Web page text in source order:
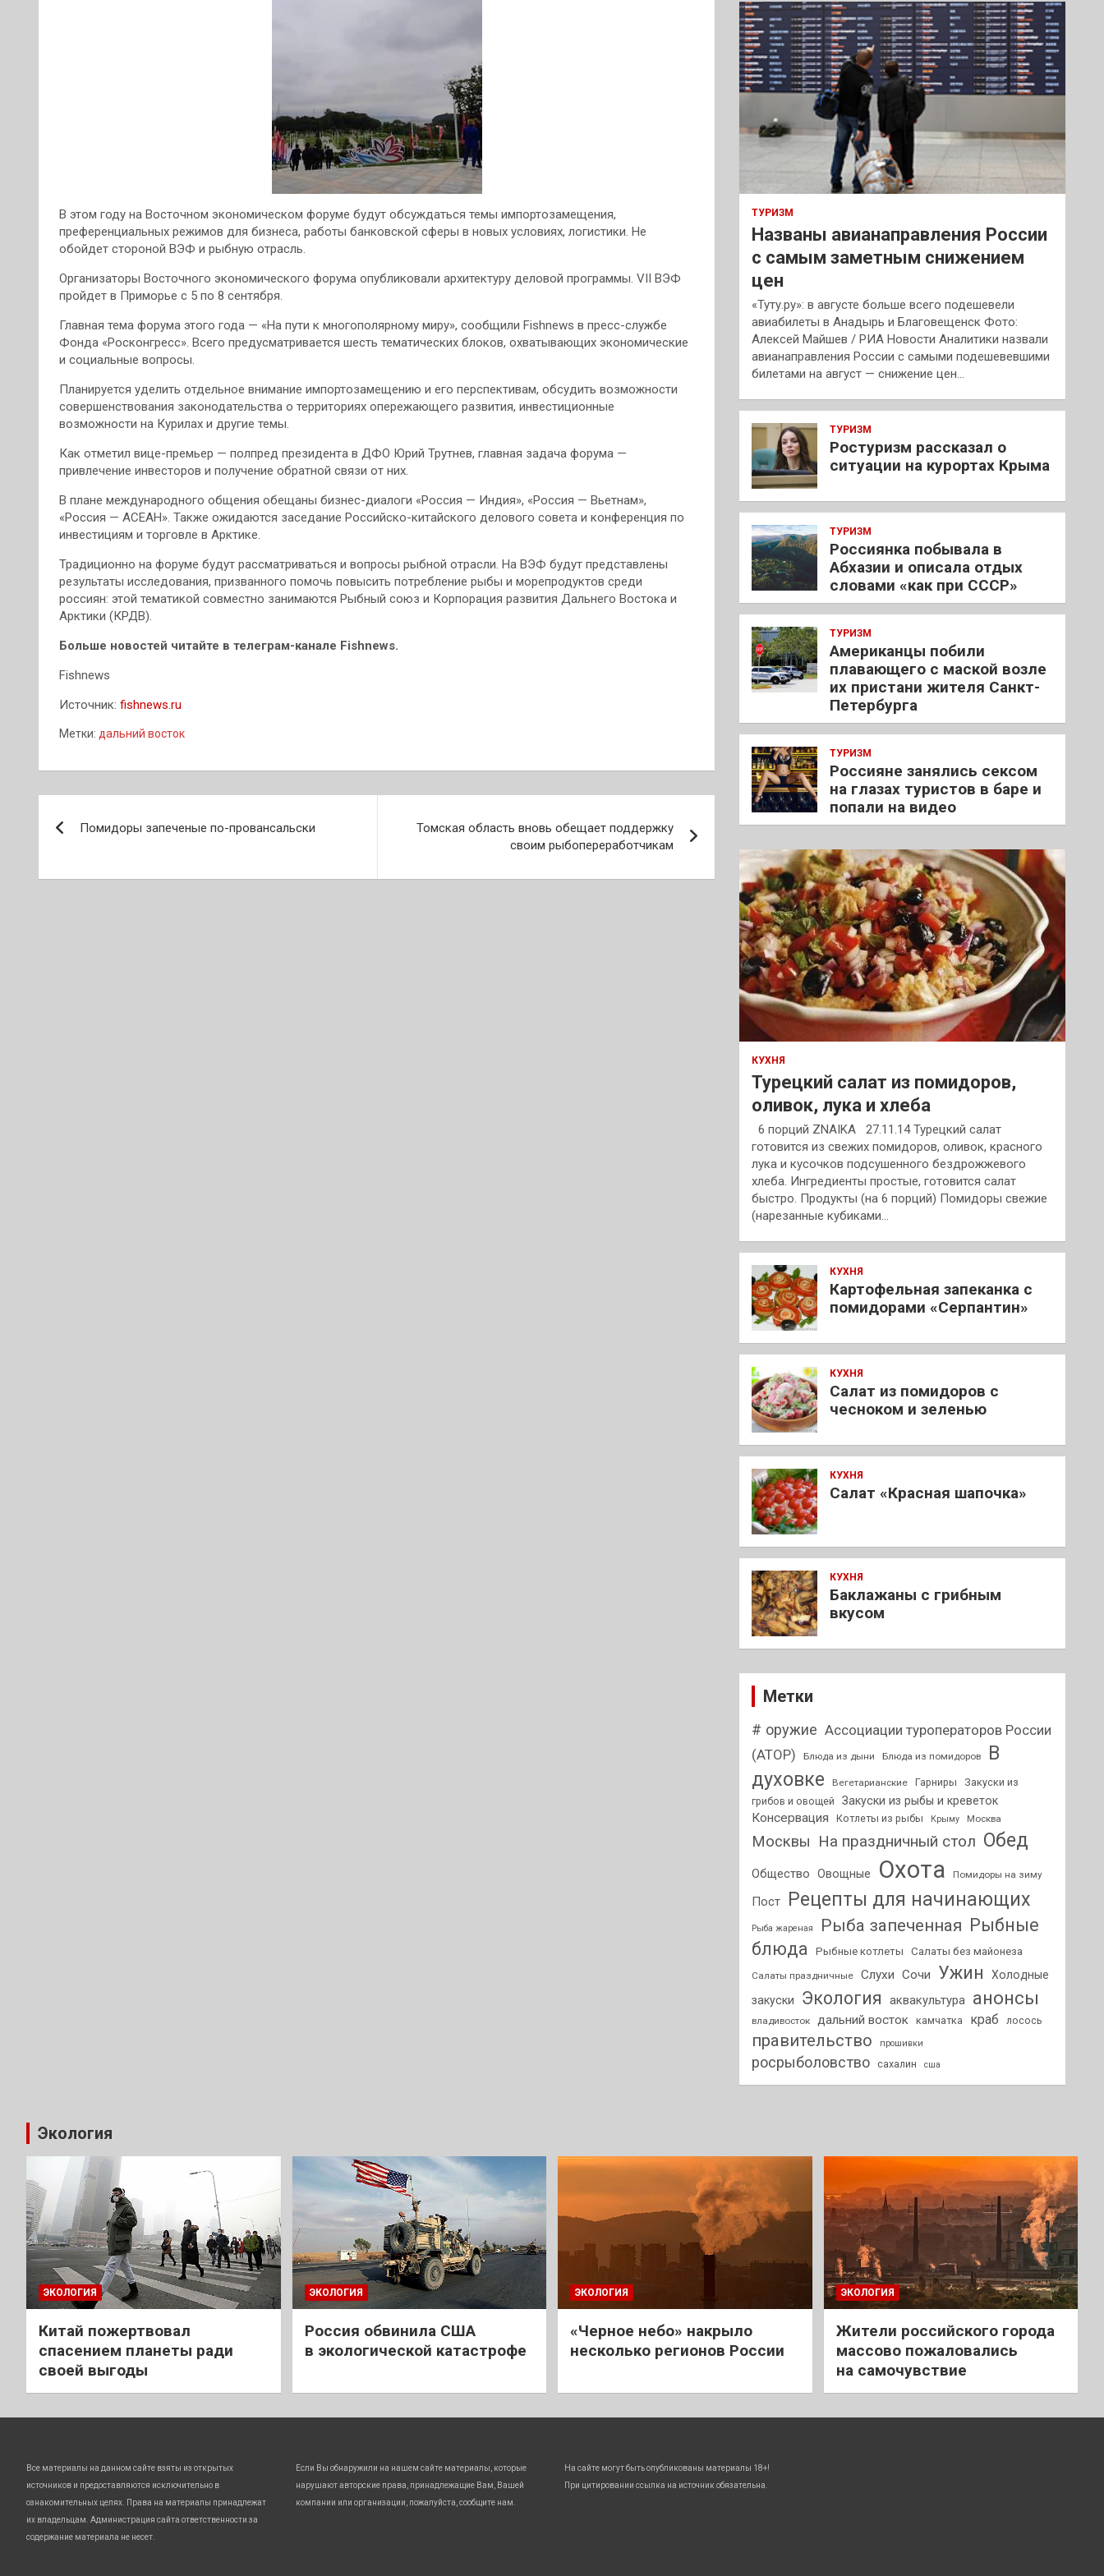
В этом году на Восточном экономическом форуме будут обсуждаться темы импортозамещения,
преференциальных режимов для бизнеса, работы банковской сферы в новых условиях, логистики. Не
обойдет стороной ВЭФ и рыбную отрасль.
Организаторы Восточного экономического форума опубликовали архитектуру деловой программы. VII ВЭФ
пройдет в Приморье с 5 по 8 сентября.
Главная тема форума этого года — «На пути к многополярному миру», сообщили Fishnews в пресс-службе
Фонда «Росконгресс». Всего предусматривается шесть тематических блоков, охватывающих экономические
и социальные вопросы.
Планируется уделить отдельное внимание импортозамещению и его перспективам, обсудить возможности
совершенствования законодательства о территориях опережающего развития, инвестиционные
возможности на Курилах и другие темы.
Как отметил вице-премьер — полпред президента в ДФО Юрий Трутнев, главная задача форума —
привлечение инвесторов и получение обратной связи от них.
В плане международного общения обещаны бизнес-диалоги «Россия — Индия», «Россия — Вьетнам»,
«Россия — АСЕАН». Также ожидаются заседание Российско-китайского делового совета и конференция по
инвестициям и торговле в Арктике.
Традиционно на форуме будут рассматриваться и вопросы рыбной отрасли. На ВЭФ будут представлены
результаты исследования, призванного помочь повысить потребление рыбы и морепродуктов среди
россиян: этой тематикой совместно занимаются Рыбный союз и Корпорация развития Дальнего Востока и
Арктики (КРДВ).
Больше новостей читайте в телеграм-канале Fishnews.
Fishnews
Источник: fishnews.ru
Метки: дальний восток
по
записям
Помидоры запеченые по-провансальски
Томская область вновь обещает поддержку
своим рыбопереработчикам
к
ТУРИЗМ
Названы авианаправления России
с самым заметным снижением
цен
«Туту.ру»: в августе больше всего подешевели
авиабилеты в Анадырь и Благовещенск Фото:
Алексей Майшев / РИА Новости Аналитики назвали
авианаправления России с самыми подешевевшими
билетами на август — снижение цен…
ТУРИЗМ
Ростуризм рассказал о
ситуации на курортах Крыма
ТУРИЗМ
Россиянка побывала в
Абхазии и описала отдых
словами «как при СССР»
ТУРИЗМ
Американцы побили
плавающего с маской возле
их пристани жителя Санкт-
Петербурга
ТУРИЗМ
Россияне занялись сексом
на глазах туристов в баре и
попали на видео
КУХНЯ
Турецкий салат из помидоров,
оливок, лука и хлеба
6 порций ZNAIKA 27.11.14 Турецкий салат
готовится из свежих помидоров, оливок, красного
лука и кусочков подсушенного бездрожжевого
хлеба. Ингредиенты простые, готовится салат
быстро. Продукты (на 6 порций) Помидоры свежие
(нарезанные кубиками…
КУХНЯ
Картофельная запеканка с
помидорами «Серпантин»
КУХНЯ
Салат из помидоров с
чесноком и зеленью
КУХНЯ
Салат «Красная шапочка»
КУХНЯ
Баклажаны с грибным
вкусом
Метки
# оружие Ассоциации туроператоров России
(АТОР)
Блюда из дыни Блюда из помидоров
В
духовке
Вегетарианские Гарниры
Закуски из
грибов и овощей
Закуски из рыбы и креветок
Консервация Котлеты из рыбы Крыму Москва
Москвы На праздничный стол Обед
Общество Овощные Охота Помидоры на зиму
Пост Рецепты для начинающих
Рыба жареная Рыба запеченная Рыбные
блюда
Рыбные котлеты Салаты без майонеза
Салаты праздничные Слухи Сочи Ужин
Холодные
закуски
Экология аквакультура анонсы
владивосток дальний восток камчатка краб лосось
правительство прошивки
росрыболовство сахалин сша
Экология
ЭКОЛОГИЯ
Китай пожертвовал
спасением планеты ради
своей выгоды
ЭКОЛОГИЯ
Россия обвинила США
в экологической катастрофе
ЭКОЛОГИЯ
«Черное небо» накрыло
несколько регионов России
ЭКОЛОГИЯ
Жители российского города
массово пожаловались
на самочувствие
Все материалы на данном сайте взяты из открытых
источников и предоставляются исключительно в
ознакомительных целях. Права на материалы принадлежат
их владельцам. Администрация сайта ответственности за
содержание материала не несет.
Если Вы обнаружили на нашем сайте материалы, которые
нарушают авторские права, принадлежащие Вам, Вашей
компании или организации, пожалуйста, сообщите нам.
На сайте могут быть опубликованы материалы 18+!
При цитировании ссылка на источник обязательна.